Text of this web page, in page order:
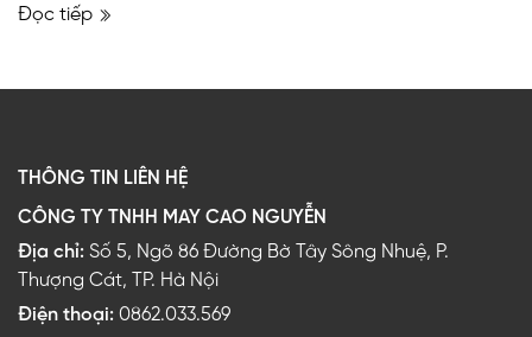
Đọc tiếp
THÔNG TIN LIÊN HỆ
CÔNG TY TNHH MAY CAO NGUYỄN
Địa chỉ: Số 5, Ngõ 86 Đường Bờ Tây Sông Nhuệ, P.
Thượng Cát, TP. Hà Nội
Điện thoại: 0862.033.569